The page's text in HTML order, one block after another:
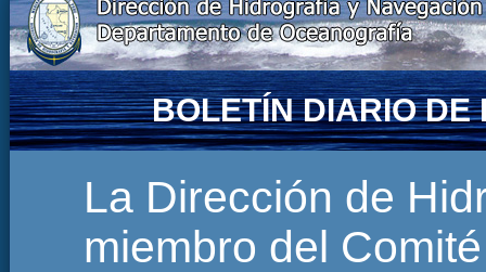
BOLETÍN DIARIO DE
La Dirección de
miembro del